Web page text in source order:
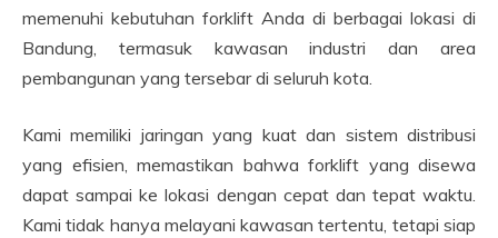
memenuhi kebutuhan forklift Anda di berbagai lokasi di
Bandung, termasuk kawasan industri dan area
pembangunan yang tersebar di seluruh kota.
Kami memiliki jaringan yang kuat dan sistem distribusi
yang efisien, memastikan bahwa forklift yang disewa
dapat sampai ke lokasi dengan cepat dan tepat waktu.
Kami tidak hanya melayani kawasan tertentu, tetapi siap